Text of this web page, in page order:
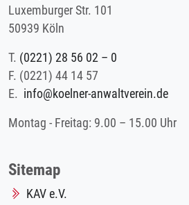
Luxemburger Str. 101
50939 Köln
T. (0221) 28 56 02 – 0
F. (0221) 44 14 57
E. info@koelner-anwaltverein.de
Montag - Freitag: 9.00 – 15.00 Uhr
Sitemap
KAV e.V.